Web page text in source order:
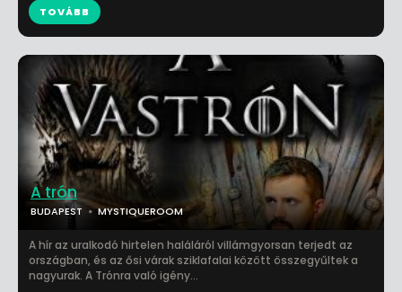
A trón
BUDAPEST MYSTIQUEROOM
A hír az uralkodó hirtelen haláláról villámgyorsan terjedt az
országban, és az ősi várak sziklafalai között összegyűltek a
nagyurak. A Trónra való igény...
TOVÁBB